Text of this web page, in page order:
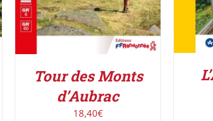
Tour des Monts
d’Aubrac
18,40€